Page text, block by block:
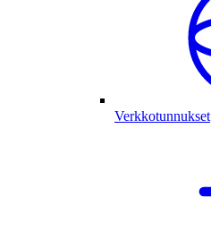
Verkkotunnukset